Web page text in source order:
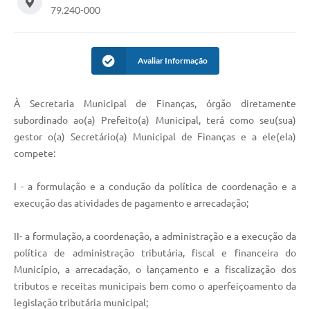
79.240-000
Avaliar Informação
À Secretaria Municipal de Finanças, órgão diretamente
subordinado ao(a) Prefeito(a) Municipal, terá como seu(sua)
gestor o(a) Secretário(a) Municipal de Finanças e a ele(ela)
compete:
I - a formulação e a condução da política de coordenação e a
execução das atividades de pagamento e arrecadação;
II- a formulação, a coordenação, a administração e a execução da
política de administração tributária, fiscal e financeira do
Município, a arrecadação, o lançamento e a fiscalização dos
tributos e receitas municipais bem como o aperfeiçoamento da
legislação tributária municipal;